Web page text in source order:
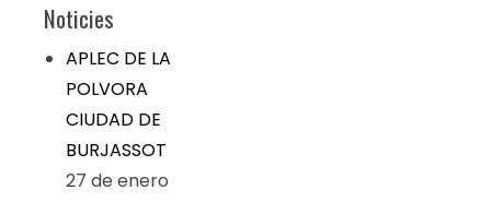
Noticies
APLEC DE LA
POLVORA
CIUDAD DE
BURJASSOT
27 de enero